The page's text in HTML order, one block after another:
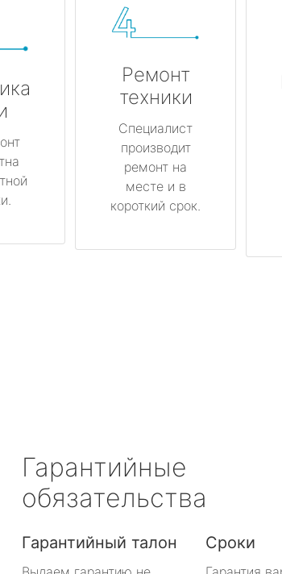
Ремонт
техники
Специалист
производит
ремонт на
месте и в
короткий срок.
Гарантийные
обязательства
Гарантийный талон Сроки